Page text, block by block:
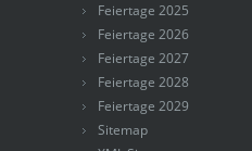
Feiertage 2025
Feiertage 2026
Feiertage 2027
Feiertage 2028
Feiertage 2029
Sitemap